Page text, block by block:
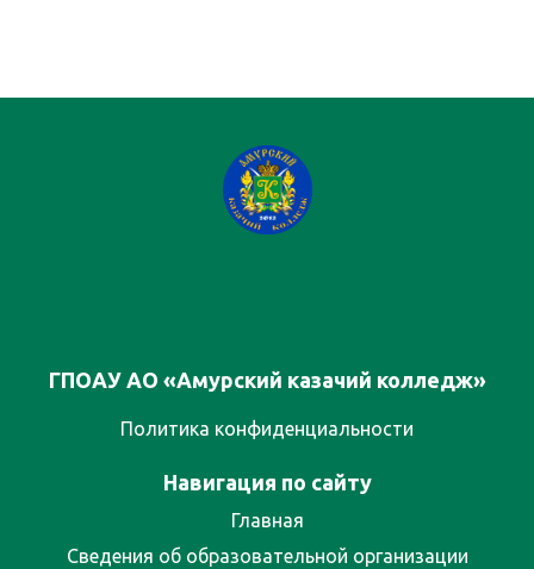
ГПОАУ АО «Амурский казачий колледж»
Политика конфиденциальности
Навигация по сайту
Главная
Сведения об образовательной организации